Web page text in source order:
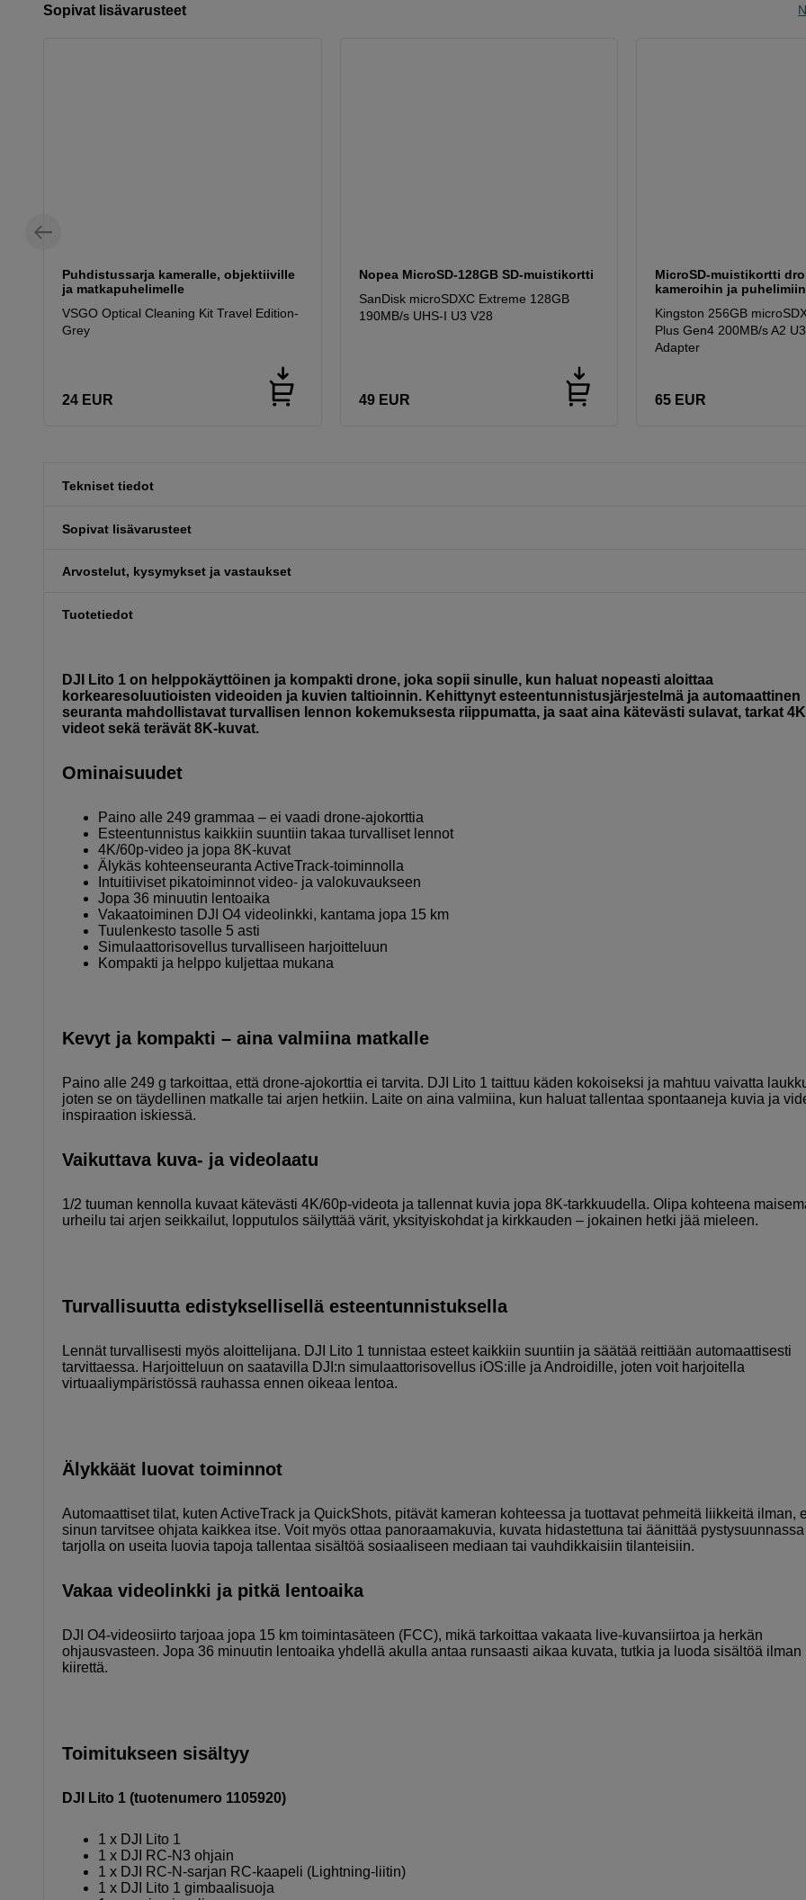
Sopivat lisävarusteet
Puhdistussarja kameralle, objektiiville
ja matkapuhelimelle
VSGO Optical Cleaning Kit Travel Edition-
Grey
24 EUR
Nopea MicroSD-128GB SD-muistikortti
SanDisk microSDXC Extreme 128GB
190MB/s UHS-I U3 V28
49 EUR
MicroSD-muistikortti
kameroihin ja
Kingston 256GB
Plus Gen4 200MB/s A2 U3
Adapter
65 EUR
Tekniset tiedot
Sopivat lisävarusteet
Arvostelut, kysymykset ja vastaukset
Tuotetiedot
DJI Lito 1 on helppokäyttöinen ja kompakti drone, joka sopii sinulle, kun haluat nopeasti aloittaa
korkearesoluutioisten videoiden ja kuvien taltioinnin. Kehittynyt esteentunnistusjärjestelmä ja automaattinen
seuranta mahdollistavat turvallisen lennon kokemuksesta riippumatta, ja saat aina kätevästi sulavat, tarkat
videot sekä terävät 8K-kuvat.
Ominaisuudet
Paino alle 249 grammaa – ei vaadi drone-ajokorttia
Esteentunnistus kaikkiin suuntiin takaa turvalliset lennot
4K/60p-video ja jopa 8K-kuvat
Älykäs kohteenseuranta ActiveTrack-toiminnolla
Intuitiiviset pikatoiminnot video- ja valokuvaukseen
Jopa 36 minuutin lentoaika
Vakaatoiminen DJI O4 videolinkki, kantama jopa 15 km
Tuulenkesto tasolle 5 asti
Simulaattorisovellus turvalliseen harjoitteluun
Kompakti ja helppo kuljettaa mukana
Kevyt ja kompakti – aina valmiina matkalle
Paino alle 249 g tarkoittaa, että drone-ajokorttia ei tarvita. DJI Lito 1 taittuu käden kokoiseksi ja mahtuu vaivatta
joten se on täydellinen matkalle tai arjen hetkiin. Laite on aina valmiina, kun haluat tallentaa spontaaneja kuvia ja
inspiraation iskiessä.
Vaikuttava kuva- ja videolaatu
1/2 tuuman kennolla kuvaat kätevästi 4K/60p-videota ja tallennat kuvia jopa 8K-tarkkuudella. Olipa kohteena
urheilu tai arjen seikkailut, lopputulos säilyttää värit, yksityiskohdat ja kirkkauden – jokainen hetki jää mieleen.
Turvallisuutta edistyksellisellä esteentunnistuksella
Lennät turvallisesti myös aloittelijana. DJI Lito 1 tunnistaa esteet kaikkiin suuntiin ja säätää reittiään automaattisesti
tarvittaessa. Harjoitteluun on saatavilla DJI:n simulaattorisovellus iOS:ille ja Androidille, joten voit harjoitella
virtuaaliympäristössä rauhassa ennen oikeaa lentoa.
Älykkäät luovat toiminnot
Automaattiset tilat, kuten ActiveTrack ja QuickShots, pitävät kameran kohteessa ja tuottavat pehmeitä liikkeitä ilman,
sinun tarvitsee ohjata kaikkea itse. Voit myös ottaa panoraamakuvia, kuvata hidastettuna tai äänittää
tarjolla on useita luovia tapoja tallentaa sisältöä sosiaaliseen mediaan tai vauhdikkaisiin tilanteisiin.
Vakaa videolinkki ja pitkä lentoaika
DJI O4-videosiirto tarjoaa jopa 15 km toimintasäteen (FCC), mikä tarkoittaa vakaata live-kuvansiirtoa ja herkän
ohjausvasteen. Jopa 36 minuutin lentoaika yhdellä akulla antaa runsaasti aikaa kuvata, tutkia ja luoda sisältöä ilman
kiirettä.
Toimitukseen sisältyy
DJI Lito 1 (tuotenumero 1105920)
1 x DJI Lito 1
1 x DJI RC-N3 ohjain
1 x DJI RC-N-sarjan RC-kaapeli (Lightning-liitin)
1 x DJI Lito 1 gimbaalisuoja